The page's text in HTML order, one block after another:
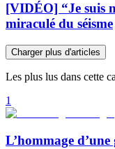
[VIDÉO] “Je suis
miraculé du séisme
Charger plus d'articles
Les plus lus dans cette
1
L’hommage